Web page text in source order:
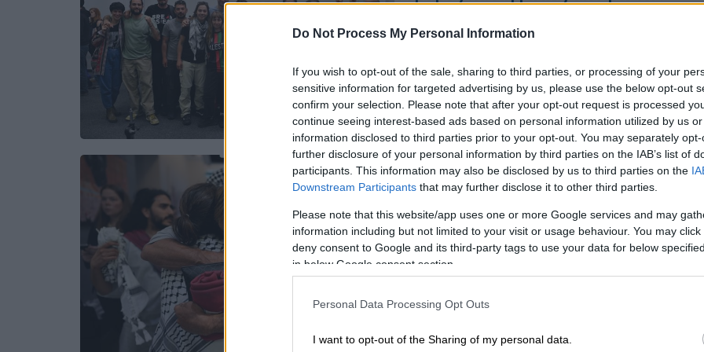
Do Not Process My Personal Information
If you wish to opt-out of the sale, sharing to third parties, or processing of your
sensitive information for targeted advertising by us, please use the below opt-out
confirm your selection. Please note that after your opt-out request is processed
continue seeing interest-based ads based on personal information utilized by us
information disclosed to third parties prior to your opt-out. You may separately
further disclosure of your personal information by third parties on the IAB’s list of
participants. This information may also be disclosed by us to third parties on the
Downstream Participants that may further disclose it to other third parties.
Please note that this website/app uses one or more Google services and may
information including but not limited to your visit or usage behaviour. You may
deny consent to Google and its third-party tags to use your data for below
in below Google consent section.
Personal Data Processing Opt Outs
I want to opt-out of the Sharing of my personal data.
πλαστικές σφαίρες»
αποστολής ανθρωπιστικής βοήθειας
στη Γάζα μετά την κράτησή τους
Κόσμος|22.05.2026 22:11
«Μας χτύπησαν με ηλεκτροσόκ - Η
πιο βάρβαρη εμπειρία της ζωής
μου»: Σοκάρει Έλληνας ακτιβιστής
Οι περιγραφές τους για όσα έζησαν
στα χέρια των ισραηλινών δυνάμεων
κόβουν την ανάσα - Ο Ιταλός
μιλώντας στις κάμερες